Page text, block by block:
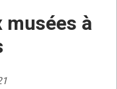
musées à